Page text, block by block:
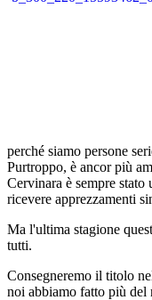
perché siamo persone
Purtroppo, è ancor più
Cervinara è sempre
ricevere apprezzamenti
Ma l'ultima stagione
tutti.
Consegneremo il titolo
noi abbiamo fatto più del